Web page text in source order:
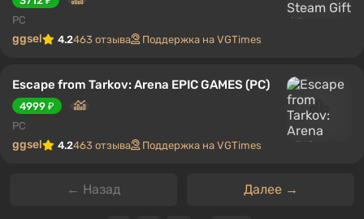
PC
ggsel 4.2463 отзыва Поддержка на VGTimes
Escape from Tarkov: Arena EPIC GAMES (PC)
4999 ₽
PC
ggsel 4.2463 отзыва Поддержка на VGTimes
← Назад Далее →